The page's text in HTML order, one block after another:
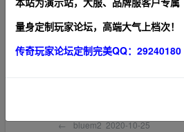
新地图，新玩法，最新区【
← bluem2 2020-10-25
关于辅助，外挂，脱机处理
传奇玩家论坛搭建定制，
← bluem2 2020-10-25
量身定制玩家论坛，高端大气上档次！
传奇玩家论坛定制完美QQ：29240180